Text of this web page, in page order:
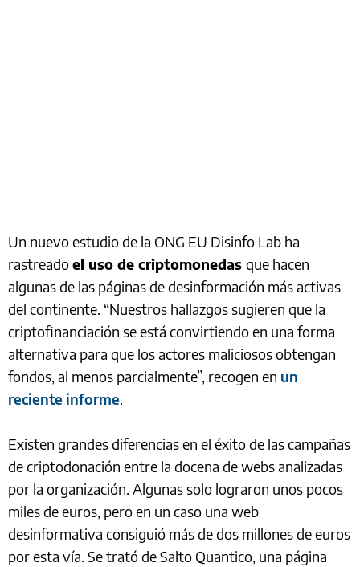
Un nuevo estudio de la ONG EU Disinfo Lab ha
rastreadoel uso de criptomonedas que hacen
algunas de las páginas de desinformación más activas
del continente. “Nuestros hallazgos sugieren que la
criptofinanciación se está convirtiendo en una forma
alternativa para que los actores maliciosos obtengan
fondos, al menos parcialmente”, recogen en un
reciente informe.
Existen grandes diferencias en el éxito de las campañas
de criptodonación entre la docena de webs analizadas
por la organización. Algunas solo lograron unos pocos
miles de euros, pero en un caso una web
desinformativa consiguió más de dos millones de euros
por esta vía. Se trató de Salto Quantico, una página